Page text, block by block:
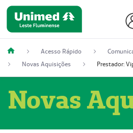
Acesso Rápido
Novas Aquisições
Novas